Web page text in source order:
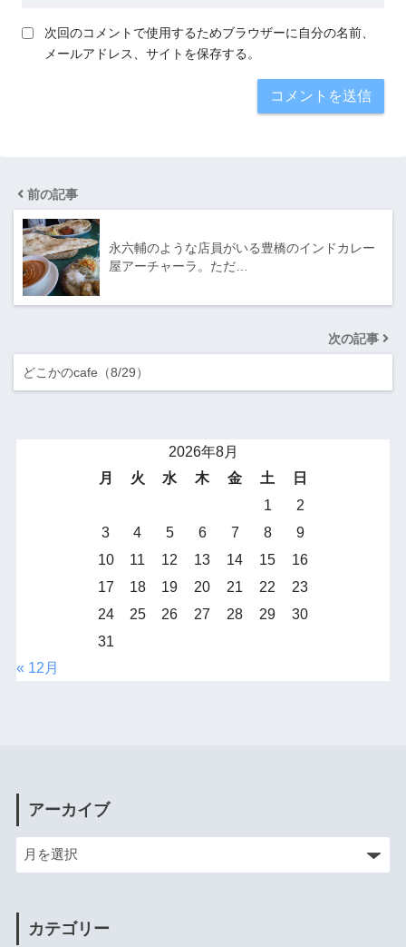
次回のコメントで使用するためブラウザーに自分の名前、
メールアドレス、サイトを保存する。
前の記事
永六輔のような店員がいる豊橋のインドカレー
屋アーチャーラ。ただ…
次の記事
どこかのcafe（8/29）
2026年8月
月
火 水 木 金 土
日
1
2
3
4 5 6 7 8
9
10
11 12 13 14 15
16
17
18 19 20 21 22
23
24
25 26 27 28 29
30
31
« 12月
アーカイブ
カテゴリー